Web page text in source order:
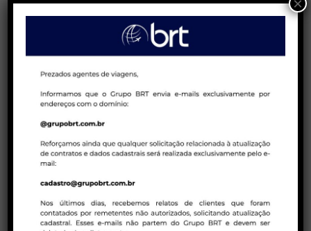
BRT
Calendário
Consolidadora
Cruzeiros
Hotelaria
Internacional
Peru Week
×